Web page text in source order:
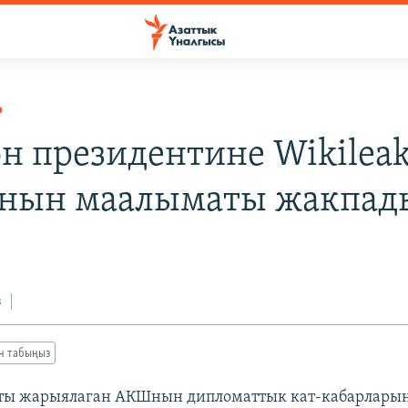
президентине
маалыматы
табыңыз
жарыялаган АКШнын дипломаттык кат-